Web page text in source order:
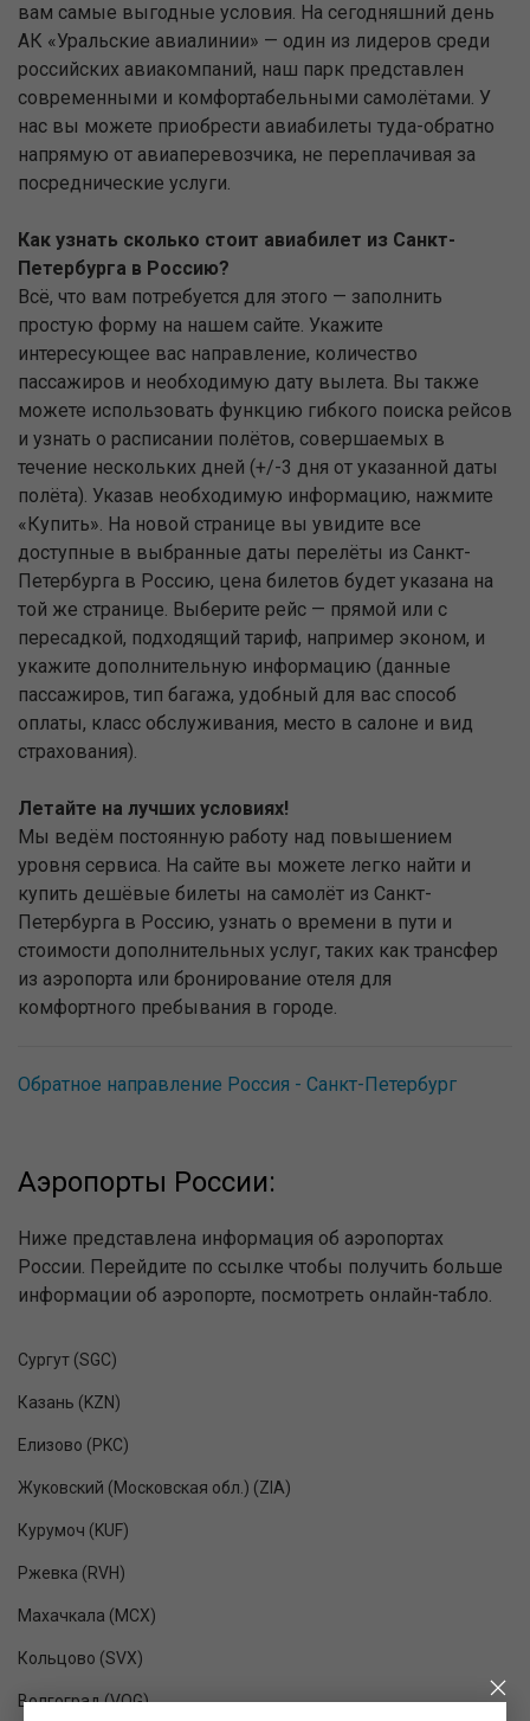
вам самые выгодные условия. На сегодняшний день
АК «Уральские авиалинии» — один из лидеров среди
российских авиакомпаний, наш парк представлен
современными и комфортабельными самолётами. У
нас вы можете приобрести авиабилеты туда-обратно
напрямую от авиаперевозчика, не переплачивая за
посреднические услуги.
Как узнать сколько стоит авиабилет из Санкт-
Петербурга в Россию?
Всё, что вам потребуется для этого — заполнить
простую форму на нашем сайте. Укажите
интересующее вас направление, количество
пассажиров и необходимую дату вылета. Вы также
можете использовать функцию гибкого поиска рейсов
и узнать о расписании полётов, совершаемых в
течение нескольких дней (+/-3 дня от указанной даты
полёта). Указав необходимую информацию, нажмите
«Купить». На новой странице вы увидите все
доступные в выбранные даты перелёты из Санкт-
Петербурга в Россию, цена билетов будет указана на
той же странице. Выберите рейс — прямой или с
пересадкой, подходящий тариф, например эконом, и
укажите дополнительную информацию (данные
пассажиров, тип багажа, удобный для вас способ
оплаты, класс обслуживания, место в салоне и вид
страхования).
Летайте на лучших условиях!
Мы ведём постоянную работу над повышением
уровня сервиса. На сайте вы можете легко найти и
купить дешёвые билеты на самолёт из Санкт-
Петербурга в Россию, узнать о времени в пути и
стоимости дополнительных услуг, таких как трансфер
из аэропорта или бронирование отеля для
комфортного пребывания в городе.
Обратное направление Россия - Санкт-Петербург
Аэропорты России:
Ниже представлена информация об аэропортах
России. Перейдите по ссылке чтобы получить больше
информации об аэропорте, посмотреть онлайн-табло.
Сургут (SGC)
Казань (KZN)
Елизово (PKC)
Жуковский (Московская обл.) (ZIA)
Курумоч (KUF)
Ржевка (RVH)
Махачкала (MCX)
Кольцово (SVX)
Волгоград (VOG)